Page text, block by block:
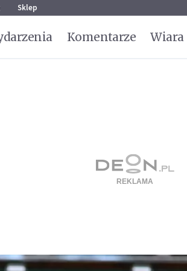
Sklep
Komentarze Wiara